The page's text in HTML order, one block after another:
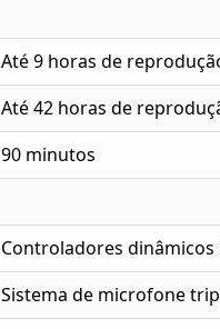
Até 9 horas de
Até 42 horas de
90 minutos
Controladores dinâmicos
Sistema de microfone